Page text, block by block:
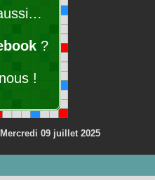
?
!
Mercredi 09 juillet 2025